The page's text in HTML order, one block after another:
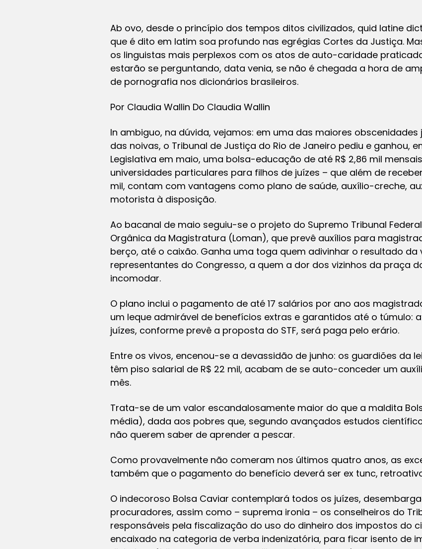
Ab ovo, desde o princípio dos tempos ditos civilizados, quid latine
que é dito em latim soa profundo nas egrégias Cortes da Justiça.
os linguistas mais perplexos com os atos de auto-caridade
estarão se perguntando, data venia, se não é chegada a hora de
de pornografia nos dicionários brasileiros.
Por Claudia Wallin Do Claudia Wallin
In ambiguo, na dúvida, vejamos: em uma das maiores
das noivas, o Tribunal de Justiça do Rio de Janeiro pediu e ganhou,
Legislativa em maio, uma bolsa-educação de até R$ 2,86 mil
universidades particulares para filhos de juízes – que além de
mil, contam com vantagens como plano de saúde, auxílio-creche,
motorista à disposição.
Ao bacanal de maio seguiu-se o projeto do Supremo Tribunal
Orgânica da Magistratura (Loman), que prevê auxílios para
berço, até o caixão. Ganha uma toga quem adivinhar o resultado
representantes do Congresso, a quem a dor dos vizinhos da praça
incomodar.
O plano inclui o pagamento de até 17 salários por ano aos
um leque admirável de benefícios extras e garantidos até o túmulo:
juízes, conforme prevê a proposta do STF, será paga pelo erário.
Entre os vivos, encenou-se a devassidão de junho: os guardiões da
têm piso salarial de R$ 22 mil, acabam de se auto-conceder um
mês.
Trata-se de um valor escandalosamente maior do que a maldita
média), dada aos pobres que, segundo avançados estudos
não querem saber de aprender a pescar.
Como provavelmente não comeram nos últimos quatro anos, as
também que o pagamento do benefício deverá ser ex tunc,
O indecoroso Bolsa Caviar contemplará todos os juízes,
procuradores, assim como – suprema ironia – os conselheiros do
responsáveis pela fiscalização do uso do dinheiro dos impostos do
encaixado na categoria de verba indenizatória, para ficar isento de